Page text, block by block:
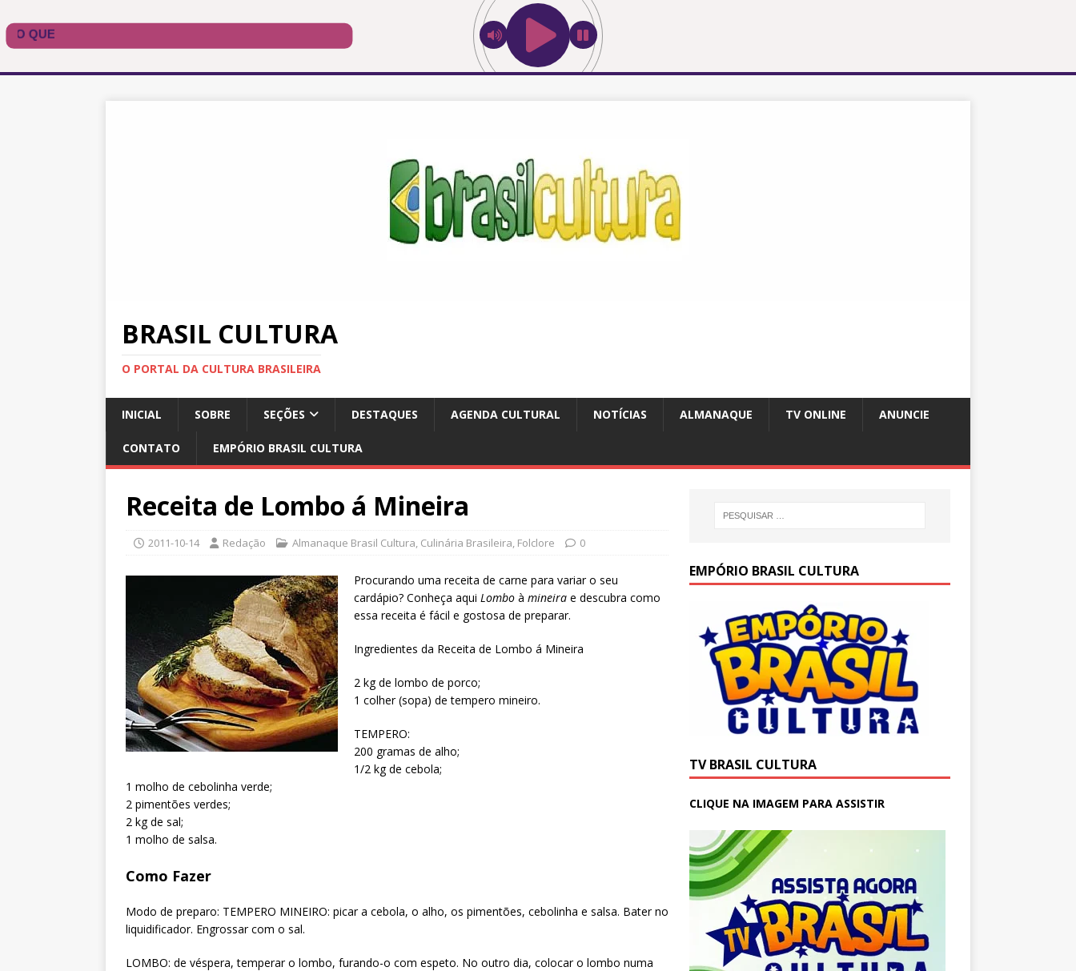
BRASIL CULTURA
O PORTAL DA CULTURA BRASILEIRA
INICIAL SOBRE SEÇÕES DESTAQUES AGENDA CULTURAL NOTÍCIAS ALMANAQUE TV ONLINE ANUNCIE
CONTATO EMPÓRIO BRASIL CULTURA
Receita de Lombo á Mineira
2011-10-14 Redação Almanaque Brasil Cultura, Culinária Brasileira, Folclore 0
Procurando uma receita de carne para variar o seu
cardápio? Conheça aqui Lombo à mineira e descubra como
essa receita é fácil e gostosa de preparar.
Ingredientes da Receita de Lombo á Mineira
2 kg de lombo de porco;
1 colher (sopa) de tempero mineiro.
TEMPERO:
200 gramas de alho;
1/2 kg de cebola;
1 molho de cebolinha verde;
2 pimentões verdes;
2 kg de sal;
1 molho de salsa.
Como Fazer
Modo de preparo: TEMPERO MINEIRO: picar a cebola, o alho, os pimentões, cebolinha e salsa. Bater no
liquidificador. Engrossar com o sal.
LOMBO: de véspera, temperar o lombo, furando-o com espeto. No outro dia, colocar o lombo numa
EMPÓRIO BRASIL CULTURA
TV BRASIL CULTURA
CLIQUE NA IMAGEM PARA ASSISTIR